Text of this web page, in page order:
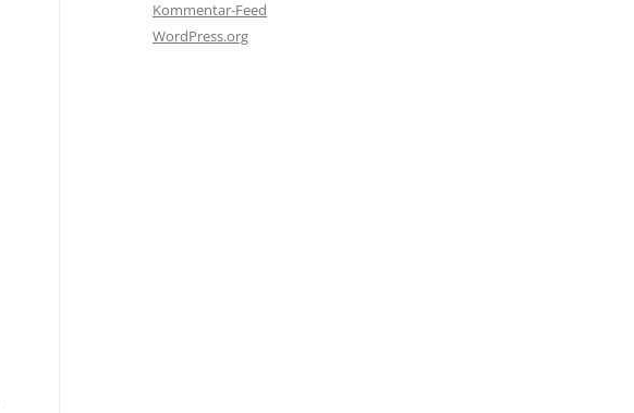
Kommentar-Feed
WordPress.org